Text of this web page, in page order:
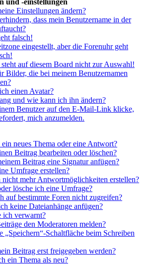
und -einstellungen
Einstellungen ändern?
dass mein Benutzername in der
falsch!
eingestellt, aber die Forenuhr geht
auf diesem Board nicht zur Auswahl!
Bilder, die bei meinem Benutzernamen
einen Avatar?
und wie kann ich ihn ändern?
Benutzer auf den E-Mail-Link klicke,
mich anzumelden.
neues Thema oder eine Antwort?
Beitrag bearbeiten oder löschen?
Beitrag eine Signatur anfügen?
Umfrage erstellen?
nicht mehr Antwortmöglichkeiten erstellen?
lösche ich eine Umfrage?
auf bestimmte Foren nicht zugreifen?
keine Dateianhänge anfügen?
ich verwarnt?
den Moderatoren melden?
„Speichern“-Schaltfläche beim Schreiben
Beitrag erst freigegeben werden?
ein Thema als neu?